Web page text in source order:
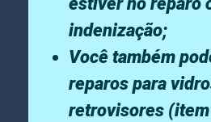
indenização;
Você também
reparos para
retrovisores